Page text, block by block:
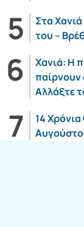
Στα
του –
Χανιά: Η
παίρνουν
Αλλάξτε
14